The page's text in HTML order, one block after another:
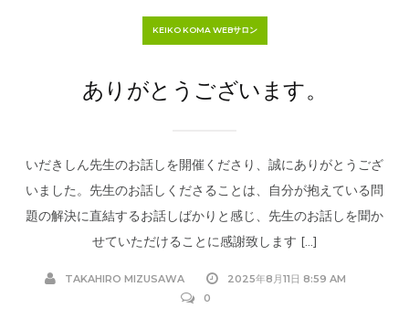
KEIKO KOMA WEBサロン
ありがとうございます。
いだきしん先生のお話しを開催くださり、誠にありがとうござ
いました。先生のお話しくださることは、自分が抱えている問
題の解決に直結するお話しばかりと感じ、先生のお話しを聞か
せていただけることに感謝致します […]
TAKAHIRO MIZUSAWA
2025年8月11日 8:59 AM
0